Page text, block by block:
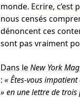
monde. Ecrire, c’est
nous censés
dénoncent ces
sont pas vraiment
Dans leNew York Mag
: « Êtes-vous
» en une lettre de trois